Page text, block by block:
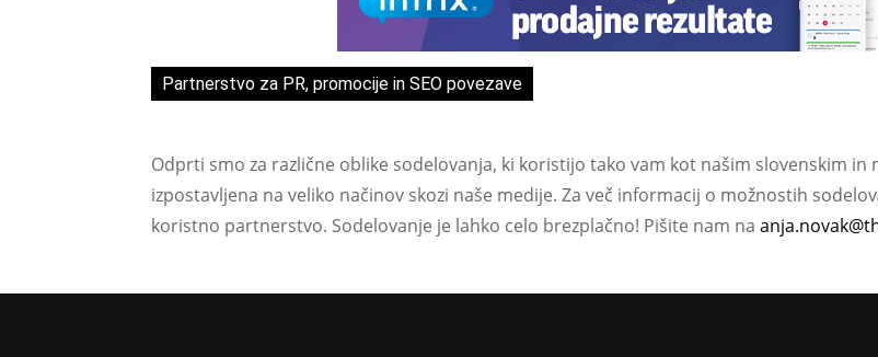
Partnerstvo za PR, promocije in SEO povezave
Odprti smo za različne oblike sodelovanja, ki koristijo tako vam kot našim slovenskim
izpostavljena na veliko načinov skozi naše medije. Za več informacij o možnostih
koristno partnerstvo. Sodelovanje je lahko celo brezplačno! Pišite nam na